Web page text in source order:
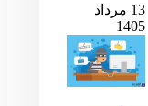
13 مرداد
1405